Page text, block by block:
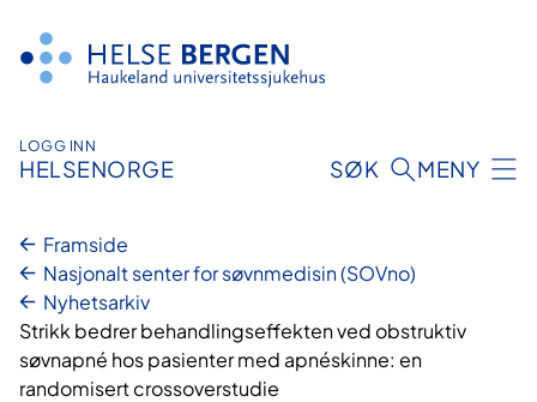
innhald
LOGG INN
HELSENORGE SØK MENY
Framside
Nasjonalt senter for søvnmedisin (SOVno)
Nyhetsarkiv
Strikk bedrer behandlingseffekten ved obstruktiv
søvnapné hos pasienter med apnéskinne: en
randomisert crossoverstudie